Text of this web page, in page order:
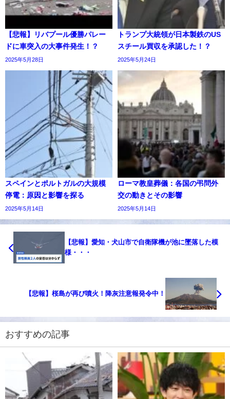
【悲報】リバプール優勝パレー
ドに車突入の大事件発生！？
2025年5月28日
トランプ大統領が日本製鉄のUS
スチール買収を承認した！？
2025年5月24日
スペインとポルトガルの大規模
停電：原因と影響を探る
2025年5月14日
ローマ教皇葬儀：各国の弔問外
交の動きとその影響
2025年5月14日
【悲報】愛知・犬山市で自衛隊機が池に墜落した模
様・・・
【悲報】桜島が再び噴火！降灰注意報発令中！
おすすめの記事